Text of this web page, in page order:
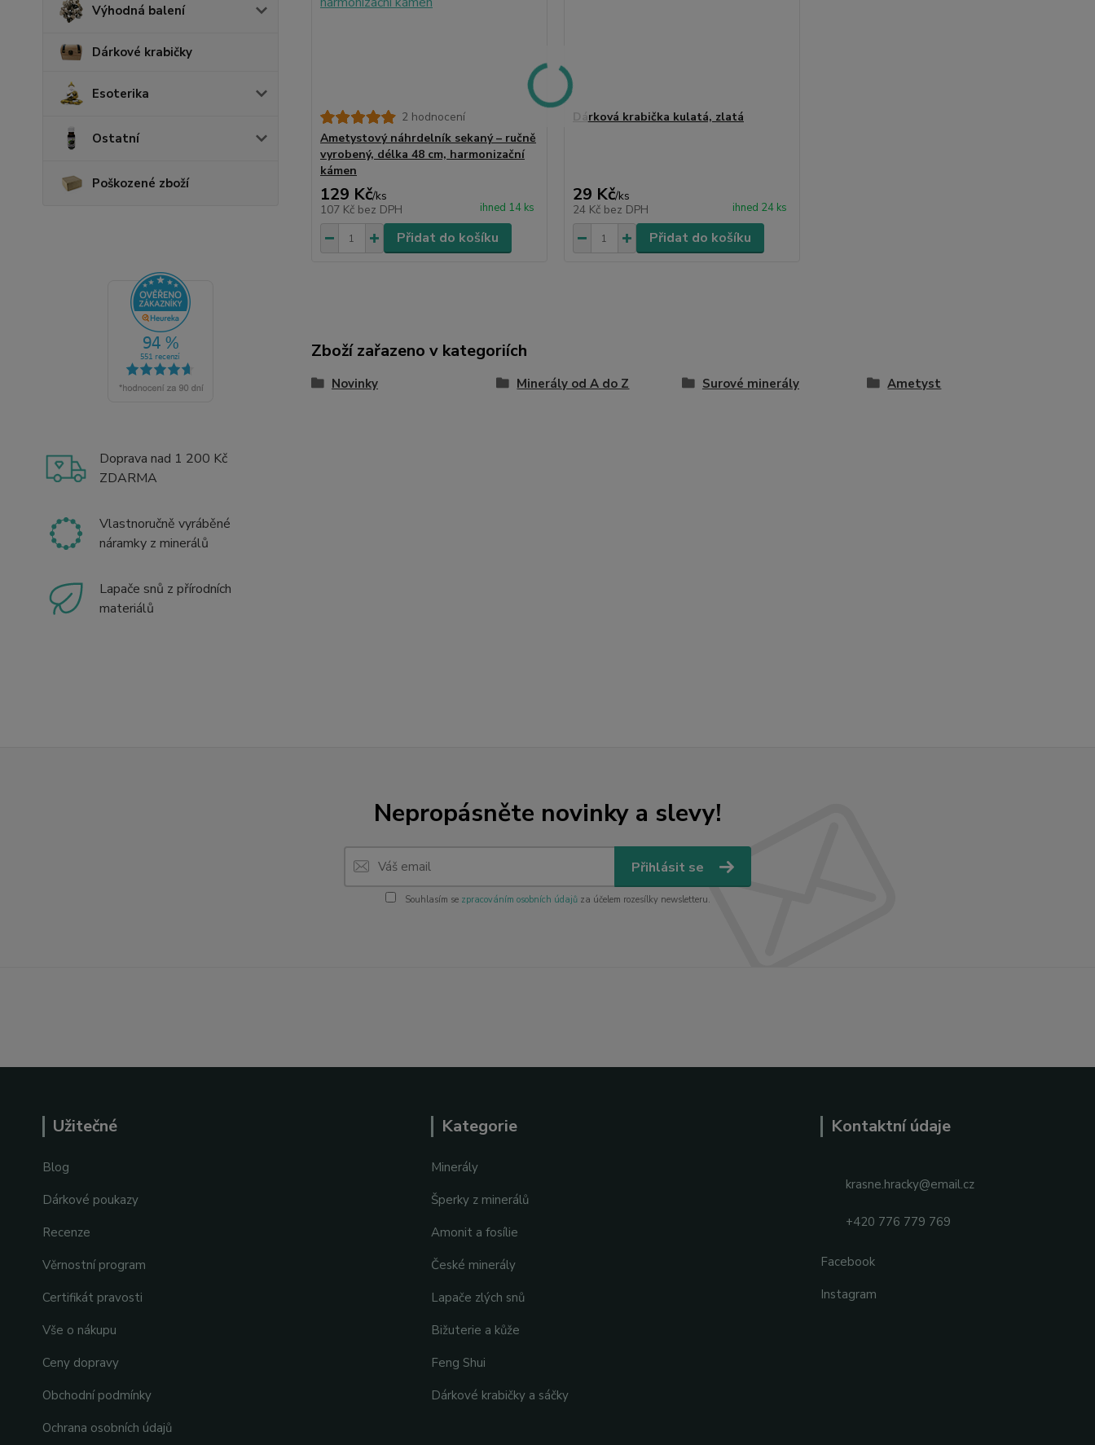
Výhodná balení
Dárkové krabičky
Esoterika
Ostatní
Poškozené zboží
Doprava nad 1 200 Kč
ZDARMA
Vlastnoručně vyráběné
náramky z minerálů
Lapače snů z přírodních
materiálů
2 hodnocení
Ametystový náhrdelník sekaný – ručně
vyrobený, délka 48 cm, harmonizační
kámen
129 Kč/ks
107 Kč bez DPH ihned 14 ks
Přidat do košíku
Dárková krabička kulatá, zlatá
29 Kč/ks
24 Kč bez DPH ihned 24 ks
Přidat do košíku
Zboží zařazeno v kategoriích
Novinky Minerály od A do Z Surové minerály Ametyst
Nepropásněte novinky a slevy!
Přihlásit se
Souhlasím se zpracováním osobních údajůza účelem rozesílky newsletteru.
Užitečné
Blog
Dárkové poukazy
Recenze
Věrnostní program
Certifikát pravosti
Vše o nákupu
Ceny dopravy
Obchodní podmínky
Ochrana osobních údajů
Kategorie
Minerály
Šperky z minerálů
Amonit a fosílie
České minerály
Lapače zlých snů
Bižuterie a kůže
Feng Shui
Dárkové krabičky a sáčky
Kontaktní údaje
krasne.hracky@email.cz
+420 776 779 769
Facebook
Instagram